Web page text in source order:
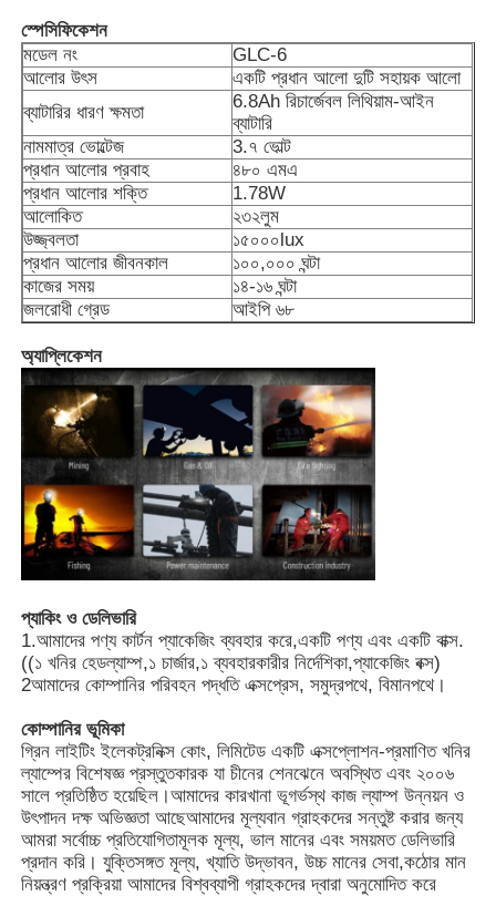
LED সতর্কতা আলো
পোর্টেবল এনার্জি স্টোরেজ পাওয়ার সাপ্লাই
এলইডি হাই বে লাইট
স্পেসিফিকেশন
মডেল নং
GLC-6
আলোর উৎস
একটি প্রধান আলো দুটি সহায়ক আলো
ব্যাটারির ধারণ ক্ষমতা
6.8Ah রিচার্জেবল লিথিয়াম-আইন
ব্যাটারি
নামমাত্র ভোল্টেজ
3.৭ ভোল্ট
প্রধান আলোর প্রবাহ
৪৮০ এমএ
প্রধান আলোর শক্তি
1.78W
আলোকিত
২৩২লুম
উজ্জ্বলতা
১৫০০০lux
প্রধান আলোর জীবনকাল
১০০,০০০ ঘন্টা
কাজের সময়
১৪-১৬ ঘন্টা
জলরোধী গ্রেড
আইপি ৬৮
অ্যাপ্লিকেশন
প্যাকিং ও ডেলিভারি
1.আমাদের পণ্য কার্টন প্যাকেজিং ব্যবহার করে,একটি পণ্য এবং একটি বাক্স.
((১ খনির হেডল্যাম্প,১ চার্জার,১ ব্যবহারকারীর নির্দেশিকা,প্যাকেজিং বক্স)
2আমাদের কোম্পানির পরিবহন পদ্ধতি এক্সপ্রেস, সমুদ্রপথে, বিমানপথে।
কোম্পানির ভূমিকা
গ্রিন লাইটিং ইলেকট্রনিক্স কোং, লিমিটেড একটি এক্সপ্লোশন-প্রমাণিত খনির
ল্যাম্পের বিশেষজ্ঞ প্রস্তুতকারক যা চীনের শেনঝেনে অবস্থিত এবং ২০০৬
সালে প্রতিষ্ঠিত হয়েছিল।আমাদের কারখানা ভূগর্ভস্থ কাজ ল্যাম্প উন্নয়ন ও
উৎপাদন দক্ষ অভিজ্ঞতা আছেআমাদের মূল্যবান গ্রাহকদের সন্তুষ্ট করার জন্য
আমরা সর্বোচ্চ প্রতিযোগিতামূলক মূল্য, ভাল মানের এবং সময়মত ডেলিভারি
প্রদান করি। যুক্তিসঙ্গত মূল্য, খ্যাতি উদ্ভাবন, উচ্চ মানের সেবা,কঠোর মান
নিয়ন্ত্রণ প্রক্রিয়া আমাদের বিশ্বব্যাপী গ্রাহকদের দ্বারা অনুমোদিত করে